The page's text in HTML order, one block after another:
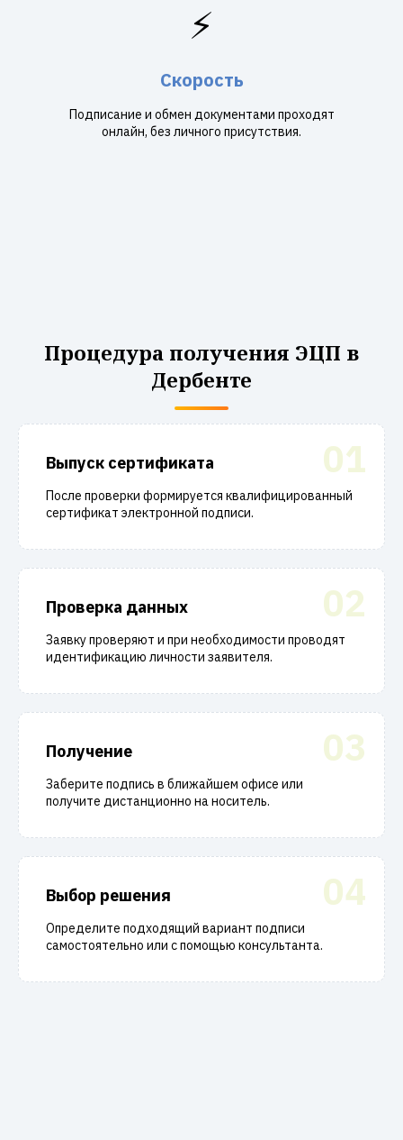
⚡
Скорость
Подписание и обмен документами проходят
онлайн, без личного присутствия.
Процедура получения ЭЦП в
Дербенте
01
Выпуск сертификата
После проверки формируется квалифицированный
сертификат электронной подписи.
02
Проверка данных
Заявку проверяют и при необходимости проводят
идентификацию личности заявителя.
03
Получение
Заберите подпись в ближайшем офисе или
получите дистанционно на носитель.
04
Выбор решения
Определите подходящий вариант подписи
самостоятельно или с помощью консультанта.